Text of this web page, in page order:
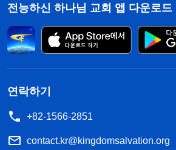
전능하신 하나님 교회 앱 다운로드
연락하기
+82-1566-2851
contact.kr@kingdomsalvation.org